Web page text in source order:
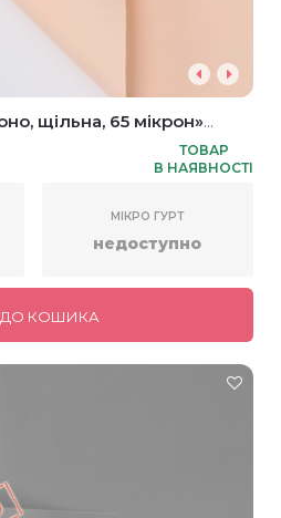
ТОВАР
В НАЯВНОСТІ
МІКРО ГУРТ
недоступно
ДО КОШИКА